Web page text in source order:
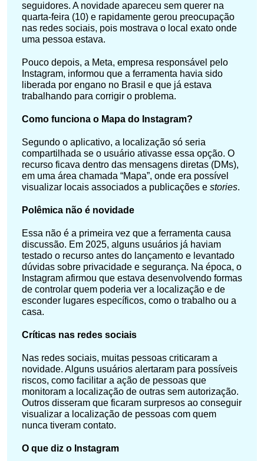
seguidores. A novidade apareceu sem querer na
quarta-feira (10) e rapidamente gerou preocupação
nas redes sociais, pois mostrava o local exato onde
uma pessoa estava.
Pouco depois, a Meta, empresa responsável pelo
Instagram, informou que a ferramenta havia sido
liberada por engano no Brasil e que já estava
trabalhando para corrigir o problema.
Como funciona o Mapa do Instagram?
Segundo o aplicativo, a localização só seria
compartilhada se o usuário ativasse essa opção. O
recurso ficava dentro das mensagens diretas (DMs),
em uma área chamada “Mapa”, onde era possível
visualizar locais associados a publicações e stories.
Polêmica não é novidade
Essa não é a primeira vez que a ferramenta causa
discussão. Em 2025, alguns usuários já haviam
testado o recurso antes do lançamento e levantado
dúvidas sobre privacidade e segurança. Na época, o
Instagram afirmou que estava desenvolvendo formas
de controlar quem poderia ver a localização e de
esconder lugares específicos, como o trabalho ou a
casa.
Críticas nas redes sociais
Nas redes sociais, muitas pessoas criticaram a
novidade. Alguns usuários alertaram para possíveis
riscos, como facilitar a ação de pessoas que
monitoram a localização de outras sem autorização.
Outros disseram que ficaram surpresos ao conseguir
visualizar a localização de pessoas com quem
nunca tiveram contato.
O que diz o Instagram